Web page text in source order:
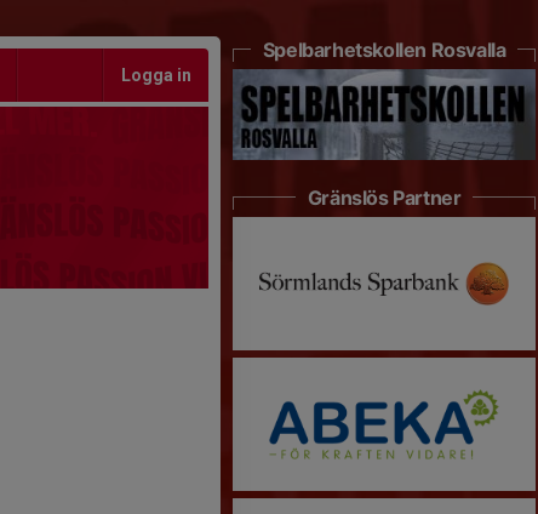
Logga in
Spelbarhetskollen Rosvalla
Gränslös Partner